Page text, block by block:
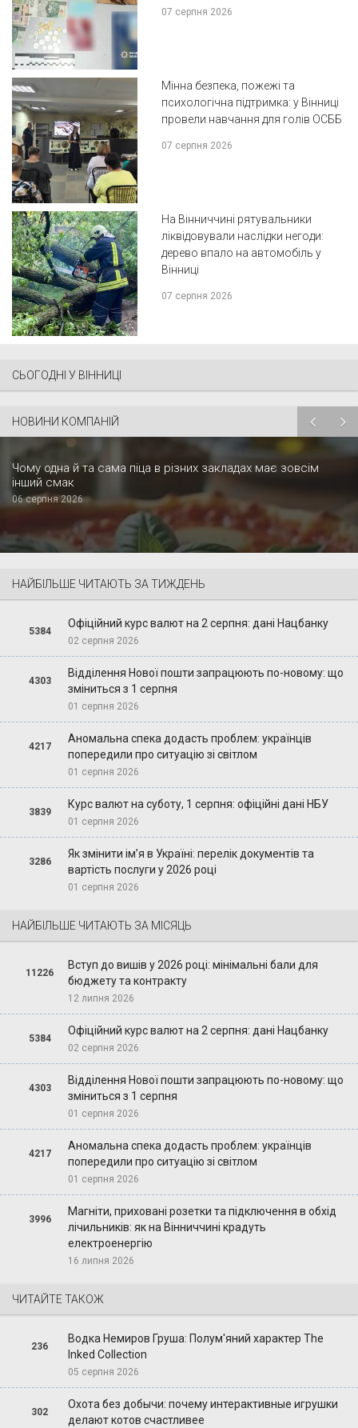
07 серпня 2026
Мінна безпека, пожежі та
психологічна підтримка: у Вінниці
провели навчання для голів ОСББ
07 серпня 2026
На Вінниччині рятувальники
ліквідовували наслідки негоди:
дерево впало на автомобіль у
Вінниці
07 серпня 2026
СЬОГОДНІ У ВІННИЦІ
НОВИНИ КОМПАНІЙ
Чому одна й та сама піца в різних закладах має зовсім
інший смак
06 серпня 2026
НАЙБІЛЬШЕ ЧИТАЮТЬ ЗА ТИЖДЕНЬ
5384
Офіційний курс валют на 2 серпня: дані Нацбанку
02 серпня 2026
4303
Відділення Нової пошти запрацюють по-новому: що
зміниться з 1 серпня
01 серпня 2026
4217
Аномальна спека додасть проблем: українців
попередили про ситуацію зі світлом
01 серпня 2026
3839
Курс валют на суботу, 1 серпня: офіційні дані НБУ
01 серпня 2026
3286
Як змінити ім’я в Україні: перелік документів та
вартість послуги у 2026 році
01 серпня 2026
НАЙБІЛЬШЕ ЧИТАЮТЬ ЗА МІСЯЦЬ
11226
Вступ до вишів у 2026 році: мінімальні бали для
бюджету та контракту
12 липня 2026
5384
Офіційний курс валют на 2 серпня: дані Нацбанку
02 серпня 2026
4303
Відділення Нової пошти запрацюють по-новому: що
зміниться з 1 серпня
01 серпня 2026
4217
Аномальна спека додасть проблем: українців
попередили про ситуацію зі світлом
01 серпня 2026
3996
Магніти, приховані розетки та підключення в обхід
лічильників: як на Вінниччині крадуть
електроенергію
16 липня 2026
ЧИТАЙТЕ ТАКОЖ
236
Водка Немиров Груша: Полум'яний характер The
Inked Collection
05 серпня 2026
302
Охота без добычи: почему интерактивные игрушки
делают котов счастливее